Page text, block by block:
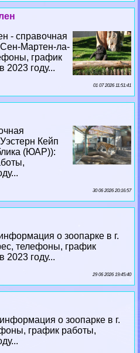
- справочная
Мартен-ла-
график
2023 году...
01 07 2026 11:51:41
Кейп
(ЮАР)):
30 06 2026 20:16:57
о зоопарке в г.
телефоны, график
2023 году...
29 06 2026 19:45:40
о зоопарке в г.
график работы,